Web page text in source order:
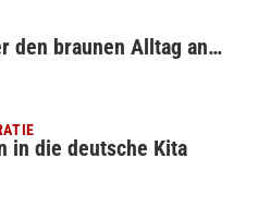
den braunen Alltag an…
in die deutsche Kita